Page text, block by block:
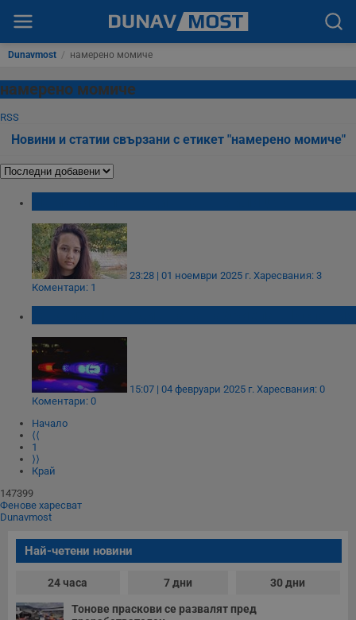
Dunavmost / намерено момиче
намерено момиче
RSS
Новини и статии свързани с етикет "намерено момиче"
23:28 | 01 ноември 2025 г. Харесвания: 3
Коментари: 1
15:07 | 04 февруари 2025 г. Харесвания: 0
Коментари: 0
Начало
⟨⟨
1
⟩⟩
Край
147399
Фенове харесват
Dunavmost
Най-четени новини
24 часа 7 дни 30 дни
Тонове праскови се развалят пред